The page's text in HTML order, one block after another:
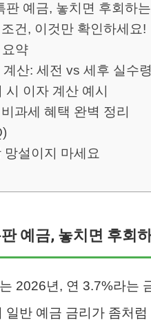
판 예금, 놓치면 후회하
건, 이것만 확인하세요!
약
산: 세전 vs 세후 실수
이자 계산 예시
과세 혜택 완벽 정리
망설이지 마세요
예금, 놓치면 후회
2026년, 연 3.7%라는
반 예금 금리가 좀처